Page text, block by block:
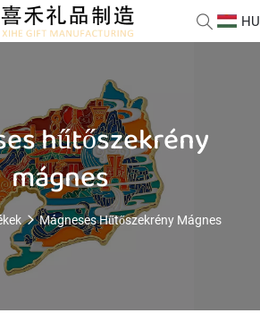
HU
hűtőszekrény
mágnes
Mágneses Hűtőszekrény Mágnes